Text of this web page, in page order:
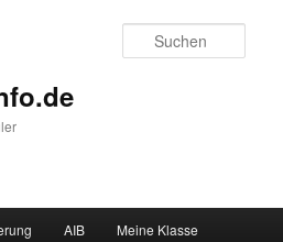
AIB Meine Klasse